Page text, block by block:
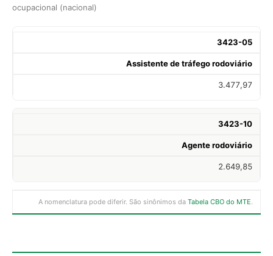
ocupacional (nacional)
3423-05
Assistente de tráfego rodoviário
3.477,97
3423-10
Agente rodoviário
2.649,85
A nomenclatura pode diferir. São sinônimos da Tabela CBO do MTE.